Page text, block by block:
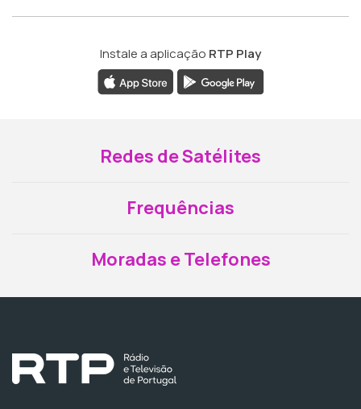
Instale a aplicação RTP Play
Redes de Satélites
Frequências
Moradas e Telefones